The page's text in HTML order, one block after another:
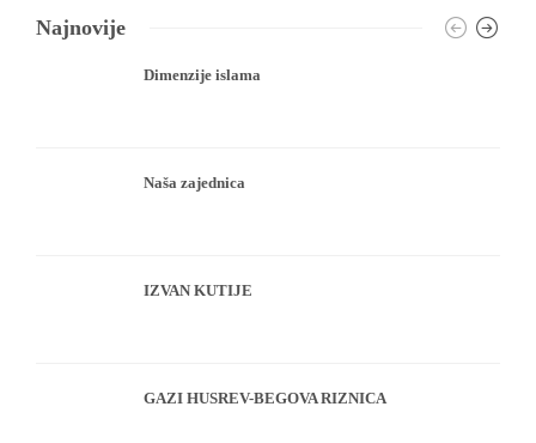
Najnovije
Dimenzije islama
Naša zajednica
IZVAN KUTIJE
GAZI HUSREV-BEGOVA RIZNICA